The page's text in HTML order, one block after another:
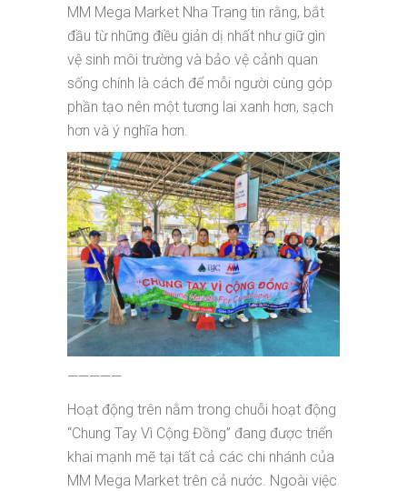
MM Mega Market Nha Trang tin rằng, bắt
đầu từ những điều giản dị nhất như giữ gìn
vệ sinh môi trường và bảo vệ cảnh quan
sống chính là cách để mỗi người cùng góp
phần tạo nên một tương lai xanh hơn, sạch
hơn và ý nghĩa hơn.
—————
Hoạt động trên nằm trong chuỗi hoạt động
“Chung Tay Vì Cộng Đồng” đang được triển
khai mạnh mẽ tại tất cả các chi nhánh của
MM Mega Market trên cả nước. Ngoài việc